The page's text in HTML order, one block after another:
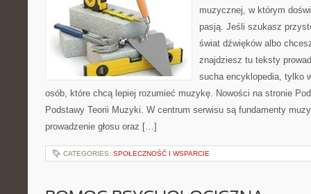
muzycznej, w którym
pasją. Jeśli szukasz
świat dźwięków albo
znajdziesz tu teksty
sucha encyklopedia, tylko
osób, które chcą lepiej rozumieć muzykę. Nowości na stronie
Podstawy Teorii Muzyki. W centrum serwisu są fundamenty
prowadzenie głosu oraz […]
CATEGORIES: SPOŁECZNOŚĆ I WSPARCIE